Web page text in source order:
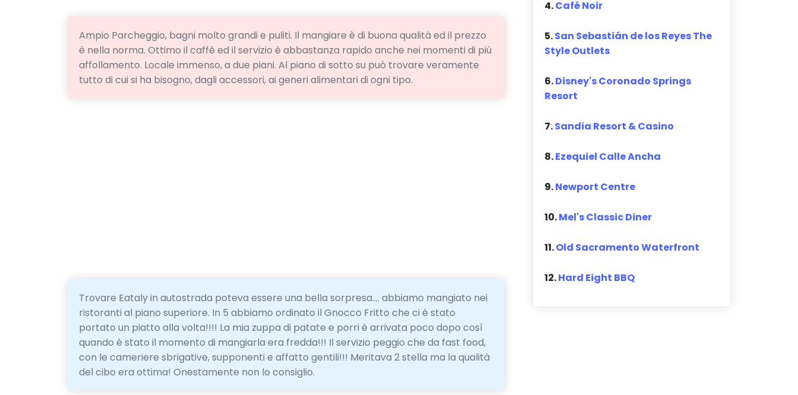
Ampio Parcheggio, bagni molto grandi e puliti. Il mangiare è di buona qualità ed il prezzo
è nella norma. Ottimo il caffè ed il servizio è abbastanza rapido anche nei momenti di più
affollamento. Locale immenso, a due piani. Al piano di sotto su può trovare veramente
tutto di cui si ha bisogno, dagli accessori, ai generi alimentari di ogni tipo.
Trovare Eataly in autostrada poteva essere una bella sorpresa.... abbiamo mangiato nei
ristoranti al piano superiore. In 5 abbiamo ordinato il Gnocco Fritto che ci è stato
portato un piatto alla volta!!!! La mia zuppa di patate e porri è arrivata poco dopo così
quando è stato il momento di mangiarla era fredda!!! Il servizio peggio che da fast food,
con le cameriere sbrigative, supponenti e affatto gentili!!! Meritava 2 stella ma la qualità
del cibo era ottima! Onestamente non lo consiglio.
4.Café Noir
5.San Sebastián de los Reyes The
Style Outlets
6.Disney's Coronado Springs
Resort
7.Sandia Resort & Casino
8.Ezequiel Calle Ancha
9.Newport Centre
10.Mel's Classic Diner
11.Old Sacramento Waterfront
12.Hard Eight BBQ